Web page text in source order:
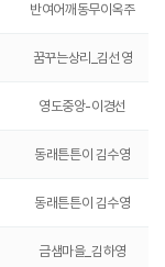
반여어깨동무이옥주
꿈꾸는상리_김선영
영도중앙-이경선
동래튼튼이 김수영
동래튼튼이 김수영
금샘마을_김하영